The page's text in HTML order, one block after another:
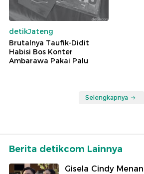
detikJateng
Brutalnya Taufik-Didit
Habisi Bos Konter
Ambarawa Pakai Palu
Selengkapnya
Berita detikcom Lainnya
Gisela Cindy